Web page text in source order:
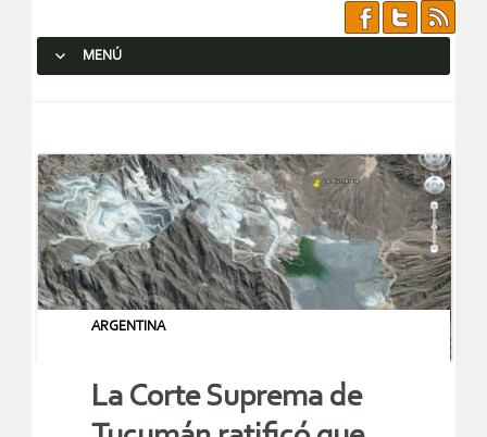
MENÚ
ARGENTINA
La Corte Suprema de